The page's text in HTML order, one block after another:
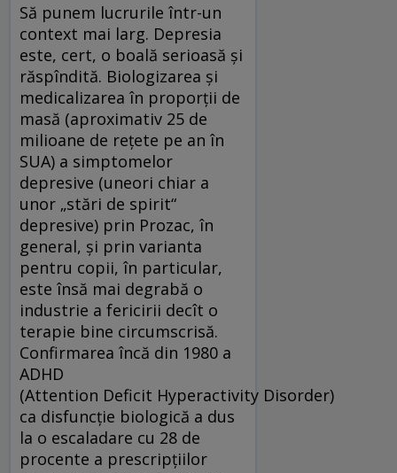
Să punem lucrurile într-un
context mai larg. Depresia
este, cert, o boală serioasă și
răspîndită. Biologizarea și
medicalizarea în proporții de
masă (aproximativ 25 de
milioane de rețete pe an în
SUA) a simptomelor
depresive (uneori chiar a
unor „stări de spirit“
depresive) prin Prozac, în
general, și prin varianta
pentru copii, în particular,
este însă mai degrabă o
industrie a fericirii decît o
terapie bine circumscrisă.
Confirmarea încă din 1980 a
ADHD
(Attention Deficit Hyperactivity Disorder)
ca disfuncție biologică a dus
la o escaladare cu 28 de
procente a prescripțiilor